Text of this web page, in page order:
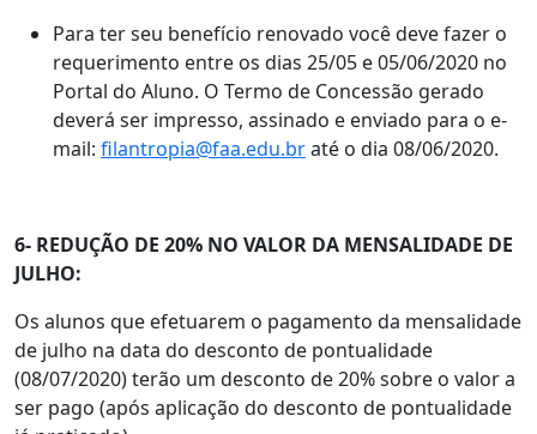
Para ter seu benefício renovado você deve fazer o
requerimento entre os dias 25/05 e 05/06/2020 no
Portal do Aluno. O Termo de Concessão gerado
deverá ser impresso, assinado e enviado para o e-
mail: filantropia@faa.edu.braté o dia 08/06/2020.
6- REDUÇÃO DE 20% NO VALOR DA MENSALIDADE DE
JULHO:
Os alunos que efetuarem o pagamento da mensalidade
de julho na data do desconto de pontualidade
(08/07/2020) terão um desconto de 20% sobre o valor a
ser pago (após aplicação do desconto de pontualidade